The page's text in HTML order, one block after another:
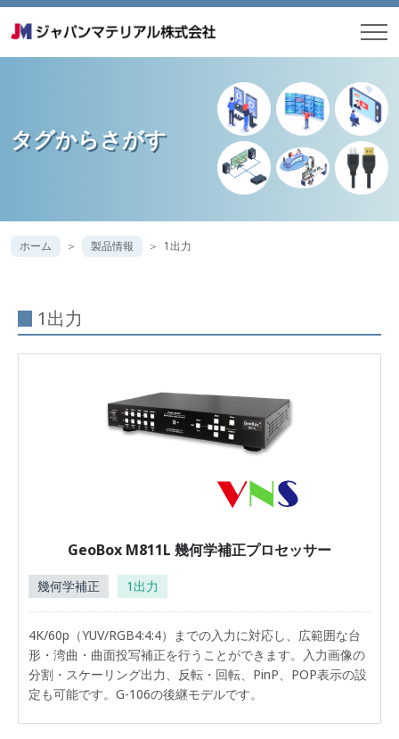
タグからさがす
ホーム 製品情報 1出力
1出力
GeoBox M811L 幾何学補正プロセッサー
幾何学補正 1出力
4K/60p（YUV/RGB4:4:4）までの入力に対応し、広範囲な台
形・湾曲・曲面投写補正を行うことができます。入力画像の
分割・スケーリング出力、反転・回転、PinP、POP表示の設
定も可能です。G-106の後継モデルです。